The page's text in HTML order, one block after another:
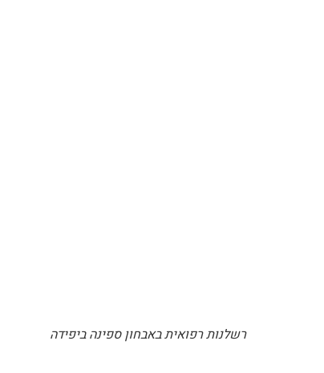
רשלנות רפואית באבחון ספינה ביפידה